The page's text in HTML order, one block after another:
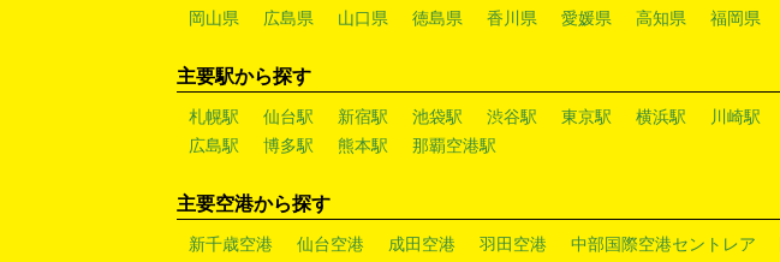
岡山県
広島県 山口県 徳島県 香川県 愛媛県 高知県 福岡県
主要駅から探す
札幌駅 仙台駅 新宿駅 池袋駅 渋谷駅 東京駅 横浜駅 川崎駅
広島駅
博多駅 熊本駅 那覇空港駅
主要空港から探す
新千歳空港 仙台空港 成田空港 羽田空港 中部国際空港セントレア